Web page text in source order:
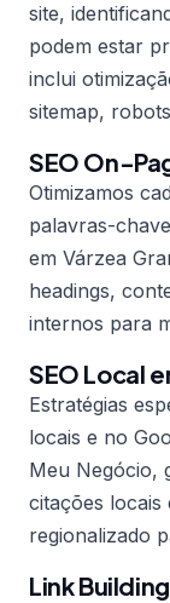
site,
podem estar
inclui
sitemap,
SEO On-
Otimizamos
palavras-
em Várzea
headings,
internos para
SEO Local
Estratégias
locais e no
Meu Negócio,
citações locais
regionalizado
Link Building